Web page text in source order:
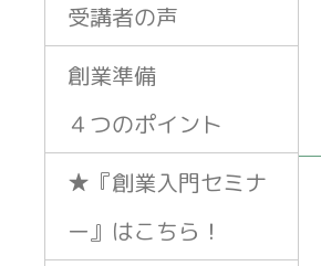
受講者の声
創業準備
４つのポイント
★『創業入門セミナ
ー』はこちら！